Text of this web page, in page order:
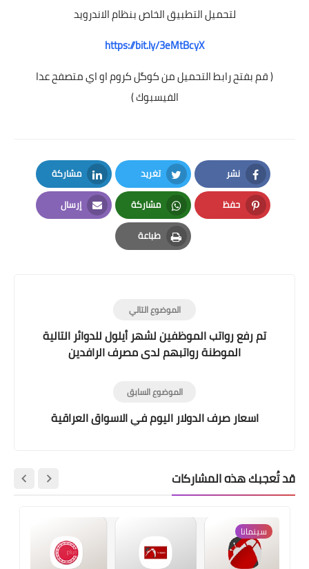
لتحميل التطبيق الخاص بنظام الاندرويد
https://bit.ly/3eMtBcyX
( قم بفتح رابط التحميل من كوگل كروم او اي متصفح عدا
الفيسبوك )
نشر
Facebook
تغريد
Twitter
مشاركة
LinkedIn
حفظ
Pinterest
مشاركة
Whatsapp
إرسال
Email
طباعة
Print
الموضوع التالي
تم رفع رواتب الموظفين لشهر أيلول للدوائر التالية
الموطنة رواتبهم لدى مصرف الرافدين
الموضوع السابق
اسعار صرف الدولار اليوم في الاسواق العراقية
قد تُعجبك هذه المشاركات
سينمانا